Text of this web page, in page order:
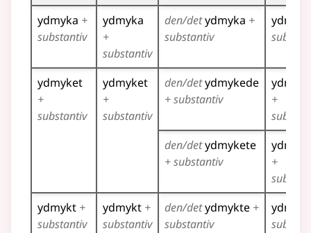
ydmyka +
substantiv
ydmyka
+
substantiv
den/detydmyka +
substantiv
ydmyket
+
substantiv
ydmyket
+
substantiv
den/detydmykede
+ substantiv
+
den/detydmykete
+ substantiv
+
ydmykt +
substantiv
ydmykt +
substantiv
den/detydmykte +
substantiv